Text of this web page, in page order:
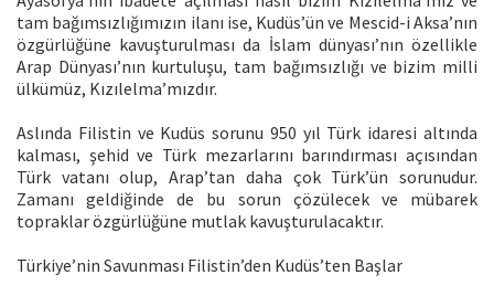
tam bağımsızlığımızın ilanı ise, Kudüs’ün ve Mescid-i Aksa’nın
özgürlüğüne kavuşturulması da İslam dünyası’nın özellikle
Arap Dünyası’nın kurtuluşu, tam bağımsızlığı ve bizim milli
ülkümüz, Kızılelma’mızdır.
Aslında Filistin ve Kudüs sorunu 950 yıl Türk idaresi altında
kalması, şehid ve Türk mezarlarını barındırması açısından
Türk vatanı olup, Arap’tan daha çok Türk’ün sorunudur.
Zamanı geldiğinde de bu sorun çözülecek ve mübarek
topraklar özgürlüğüne mutlak kavuşturulacaktır.
Türkiye’nin Savunması Filistin’den Kudüs’ten Başlar